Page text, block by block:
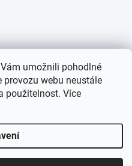
umožnili pohodlné
provozu webu neustále
použitelnost. Více